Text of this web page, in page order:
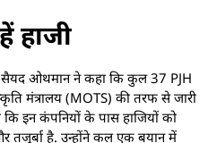
हाजी
ओथमान ने कहा कि कुल 37 PJH
मंत्रालय (MOTS) की तरफ से जारी
इन कंपनियों के पास हाजियों को
है. उन्होंने कल एक बयान में